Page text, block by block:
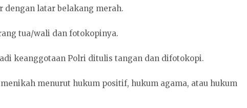
dengan latar belakang merah.
tua/wali dan fotokopinya.
keanggotaan Polri ditulis tangan dan difotokopi.
menurut hukum positif, hukum agama, atau hukum